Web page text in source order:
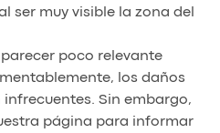
ser muy visible la zona del
poco relevante
los daños
Sin embargo,
página para informar